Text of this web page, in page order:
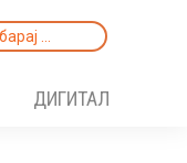
ДИГИТАЛ